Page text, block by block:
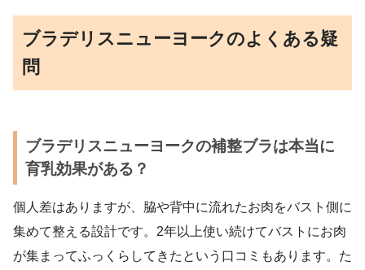
ブラデリスニューヨークのよくある疑
問
ブラデリスニューヨークの補整ブラは本当に
育乳効果がある？
個人差はありますが、脇や背中に流れたお肉をバスト側に
集めて整える設計です。2年以上使い続けてバストにお肉
が集まってふっくらしてきたという口コミもあります。た